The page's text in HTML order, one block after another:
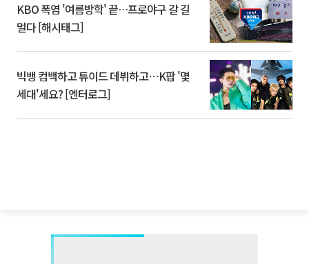
KBO 폭염 '여름방학' 끝…프로야구 갈 길
멀다 [해시태그]
빅뱅 컴백하고 튜이드 데뷔하고⋯K팝 '몇
세대'세요? [엔터로그]